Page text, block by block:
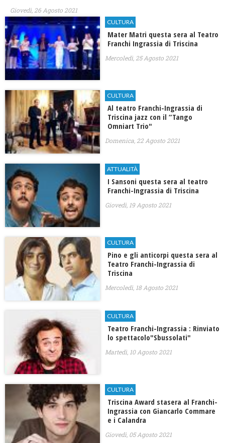
Giovedì, 26 Agosto 2021
CULTURA
Mater Matri questa sera al Teatro
Franchi Ingrassia di Triscina
Mercoledì, 25 Agosto 2021
CULTURA
Al teatro Franchi-Ingrassia di
Triscina jazz con il “Tango
Omniart Trio"
Domenica, 22 Agosto 2021
ATTUALITÀ
I Sansoni questa sera al teatro
Franchi-Ingrassia di Triscina
Giovedì, 19 Agosto 2021
CULTURA
Pino e gli anticorpi questa sera al
Teatro Franchi-Ingrassia di
Triscina
Mercoledì, 18 Agosto 2021
CULTURA
Teatro Franchi-Ingrassia : Rinviato
lo spettacolo"Sbussolati"
Martedì, 10 Agosto 2021
CULTURA
Triscina Award stasera al Franchi-
Ingrassia con Giancarlo Commare
e i Calandra
Giovedì, 05 Agosto 2021